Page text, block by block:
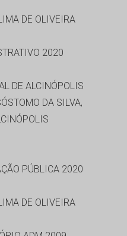
DE OLIVEIRA
2020
DE ALCINÓPOLIS
DA SILVA,
PÚBLICA 2020
DE OLIVEIRA